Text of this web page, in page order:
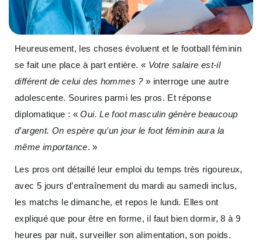
Heureusement, les choses évoluent et le football féminin
se fait une place à part entière. « Votre salaire est-il
différent de celui des hommes ?» interroge une autre
adolescente. Sourires parmi les pros. Et réponse
diplomatique : «Oui. Le foot masculin génère beaucoup
d’argent. On espère qu’un jour le foot féminin aura la
même importance. »
Les pros ont détaillé leur emploi du temps très rigoureux,
avec 5 jours d’entraînement du mardi au samedi inclus,
les matchs le dimanche, et repos le lundi. Elles ont
expliqué que pour être en forme, il faut bien dormir, 8 à 9
heures par nuit, surveiller son alimentation, son poids.